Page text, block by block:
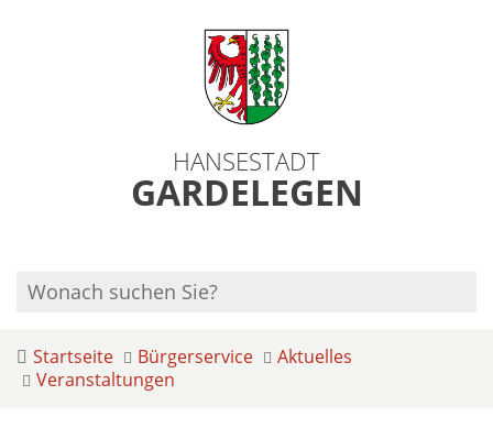
HANSESTADT
GARDELEGEN
Startseite Bürgerservice
Aktuelles
Veranstaltungen